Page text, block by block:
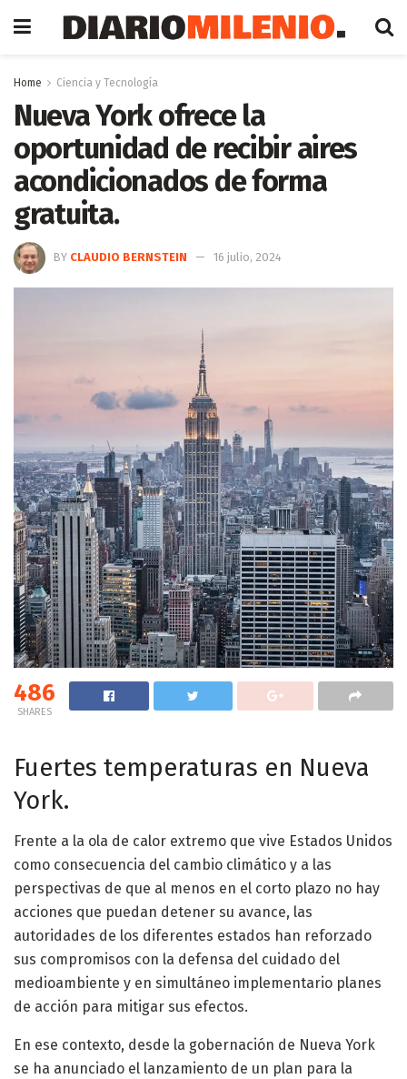
Home Ciencia y Tecnología
Nueva York ofrece la
oportunidad de recibir aires
acondicionados de forma
gratuita.
BY CLAUDIO BERNSTEIN 16 julio, 2024
486
SHARES
Fuertes temperaturas en Nueva
York.
Frente a la ola de calor extremo que vive Estados Unidos
como consecuencia del cambio climático y a las
perspectivas de que al menos en el corto plazo no hay
acciones que puedan detener su avance, las
autoridades de los diferentes estados han reforzado
sus compromisos con la defensa del cuidado del
medioambiente y en simultáneo implementario planes
de acción para mitigar sus efectos.
En ese contexto, desde la gobernación de Nueva York
se ha anunciado el lanzamiento de un plan para la